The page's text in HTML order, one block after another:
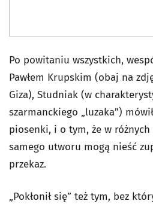
Po powitaniu wszystkich,
Pawłem Krupskim (obaj na
Giza), Studniak (w
szarmanckiego „luzaka”)
piosenki, i o tym, że w różnych
samego utworu mogą nieść
przekaz.
„Pokłonił się” też tym, bez